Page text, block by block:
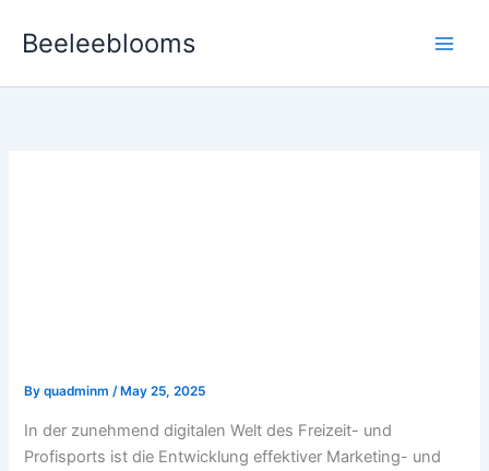
Beeleeblooms
Byquadminm/ May 25, 2025
In der zunehmend digitalen Welt des Freizeit- und
Profisports ist die Entwicklung effektiver Marketing- und